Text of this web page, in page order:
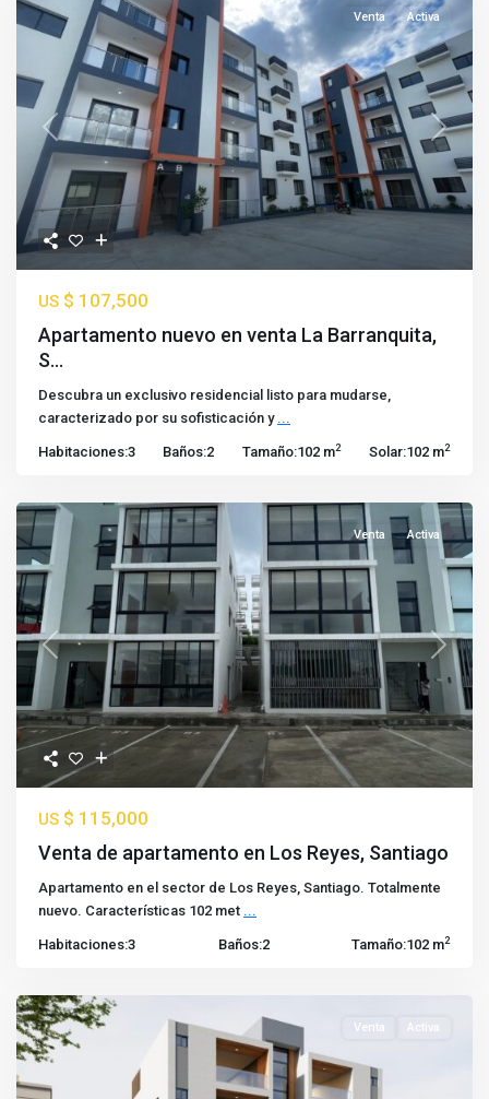
Previous Next
Venta Activa
US $ 107,500
Apartamento nuevo en venta La Barranquita,
S...
Descubra un exclusivo residencial listo para mudarse,
caracterizado por su sofisticación y ...
Habitaciones:3 Baños:2 Tamaño:102 m2 Solar:102 m2
Previous Next
Venta Activa
US $ 115,000
Venta de apartamento en Los Reyes, Santiago
Apartamento en el sector de Los Reyes, Santiago. Totalmente
nuevo. Características 102 met ...
Habitaciones:3 Baños:2 Tamaño:102 m2
Venta Activa